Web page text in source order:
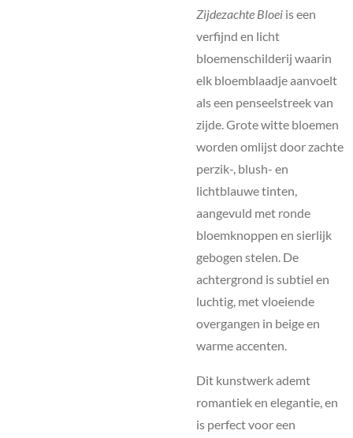
Zijdezachte Bloei is een
verfijnd en licht
bloemenschilderij waarin
elk bloemblaadje aanvoelt
als een penseelstreek van
zijde. Grote witte bloemen
worden omlijst door zachte
perzik-, blush- en
lichtblauwe tinten,
aangevuld met ronde
bloemknoppen en sierlijk
gebogen stelen. De
achtergrond is subtiel en
luchtig, met vloeiende
overgangen in beige en
warme accenten.
Dit kunstwerk ademt
romantiek en elegantie, en
is perfect voor een